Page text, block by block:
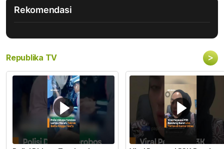
Rekomendasi
Republika TV >